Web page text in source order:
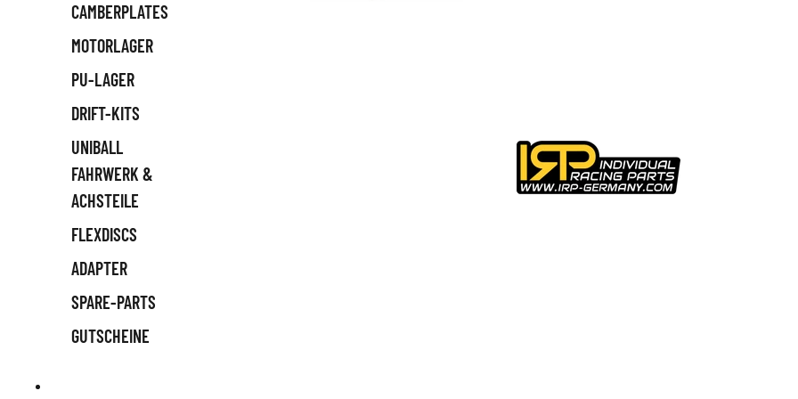
CAMBERPLATES
MOTORLAGER
PU-LAGER
DRIFT-KITS
UNIBALL
FAHRWERK &
ACHSTEILE
FLEXDISCS
ADAPTER
SPARE-PARTS
GUTSCHEINE